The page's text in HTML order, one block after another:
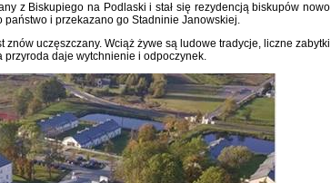
z Biskupiego na Podlaski i stał się rezydencją biskupów nowo
i przekazano go Stadninie Janowskiej.
uczęszczany. Wciąż żywe są ludowe tradycje, liczne zabytki
daje wytchnienie i odpoczynek.